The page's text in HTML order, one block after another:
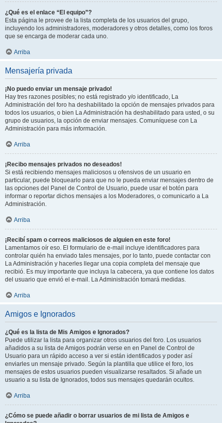
¿Qué es el enlace “El equipo”?
Esta página le provee de la lista completa de los usuarios del grupo,
incluyendo los administradores, moderadores y otros detalles, como los foros
que se encarga de moderar cada uno.
Arriba
Mensajería privada
¡No puedo enviar un mensaje privado!
Hay tres razones posibles; no está registrado y/o identificado, La
Administración del foro ha deshabilitado la opción de mensajes privados para
todos los usuarios, o bien La Administración ha deshabilitado para usted, o su
grupo de usuarios, la opción de enviar mensajes. Comuníquese con La
Administración para más información.
Arriba
¡Recibo mensajes privados no deseados!
Si está recibiendo mensajes maliciosos u ofensivos de un usuario en
particular, puede bloquearlo para que no le pueda enviar mensajes dentro de
las opciones del Panel de Control de Usuario, puede usar el botón para
informar o reportar dichos mensajes a los Moderadores, o comunicarlo a La
Administración.
Arriba
¡Recibí spam o correos maliciosos de alguien en este foro!
Lamentamos oír eso. El formulario de e-mail incluye identificadores para
controlar quién ha enviado tales mensajes, por lo tanto, puede contactar con
La Administración y hacerles llegar una copia completa del mensaje que
recibió. Es muy importante que incluya la cabecera, ya que contiene los datos
del usuario que envió el e-mail. La Administración tomará medidas.
Arriba
Amigos e Ignorados
¿Qué es la lista de Mis Amigos e Ignorados?
Puede utilizar la lista para organizar otros usuarios del foro. Los usuarios
añadidos a su lista de Amigos podrán verse en en Panel de Control de
Usuario para un rápido acceso a ver si están identificados y poder así
enviarles un mensaje privado. Según la plantilla que utilice el foro, los
mensajes de estos usuarios pueden visualizarse resaltados. Si añade un
usuario a su lista de Ignorados, todos sus mensajes quedarán ocultos.
Arriba
¿Cómo se puede añadir o borrar usuarios de mi lista de Amigos e